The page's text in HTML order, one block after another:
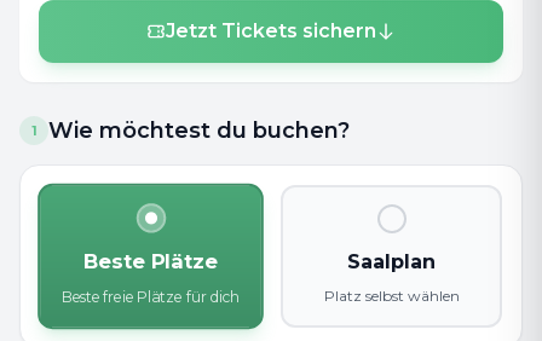
Jetzt Tickets sichern
1 Wie möchtest du buchen?
Beste Plätze
Beste freie Plätze für dich
Saalplan
Platz selbst wählen